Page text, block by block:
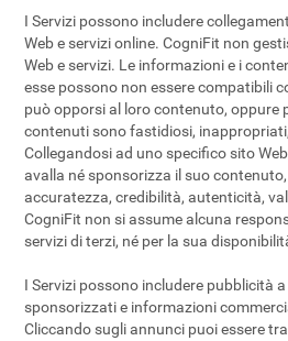
I Servizi possono includere
Web e servizi online. CogniFit non
Web e servizi. Le informazioni e i
esse possono non essere compatibili
può opporsi al loro contenuto, oppure
contenuti sono fastidiosi,
Collegandosi ad uno specifico sito
avalla né sponsorizza il suo
accuratezza, credibilità, autenticità,
CogniFit non si assume alcuna
servizi di terzi, né per la sua
I Servizi possono includere pubblicità
sponsorizzati e informazioni
Cliccando sugli annunci puoi essere